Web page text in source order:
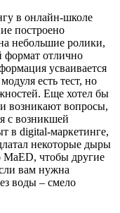
в онлайн-школе
построено
небольшие ролики,
формат отлично
усваивается
есть тест, но
Еще хотел бы
возникают вопросы,
с возникшей
в digital-маркетинге,
некоторые дыры
MaED, чтобы другие
вам нужна
воды – смело